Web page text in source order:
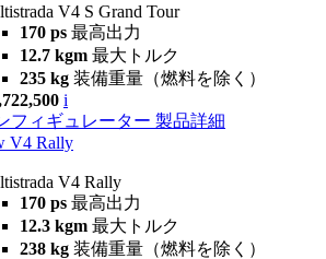
V4 S Grand Tour
170 ps 最高出力
12.7 kgm 最大トルク
235 kg 装備重量（燃料を除く）
i
フィギュレーター 製品詳細
V4 Rally
V4 Rally
170 ps 最高出力
12.3 kgm 最大トルク
238 kg 装備重量（燃料を除く）